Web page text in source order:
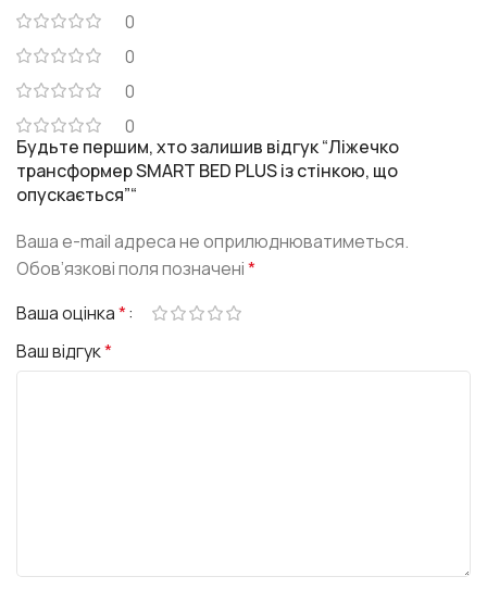
0
0
0
0
Будьте першим, хто залишив відгук “Ліжечко
трансформер SMART BED PLUS із стінкою, що
опускається”“
Ваша e-mail адреса не оприлюднюватиметься.
Обов’язкові поля позначені*
Ваша оцінка*
Ваш відгук*